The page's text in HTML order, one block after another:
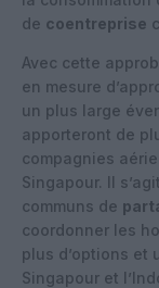
de coentreprise
Avec cette
en mesure
un plus large
apporteront de
compagnies
Singapour. Il
communs de
coordonner les
plus d’options et
Singapour et